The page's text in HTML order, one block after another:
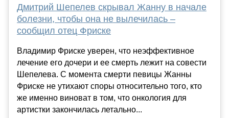
Дмитрий Шепелев скрывал Жанну в начале
болезни, чтобы она не вылечилась –
сообщил отец Фриске
Владимир Фриске уверен, что неэффективное
лечение его дочери и ее смерть лежит на совести
Шепелева. С момента смерти певицы Жанны
Фриске не утихают споры относительно того, кто
же именно виноват в том, что онкология для
артистки закончилась летально...